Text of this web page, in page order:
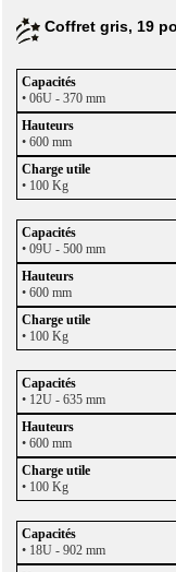
Coffret gris, 19
• 06U - 370 mm
• 600 mm
• 100 Kg
• 09U - 500 mm
• 600 mm
• 100 Kg
• 12U - 635 mm
• 600 mm
• 100 Kg
• 18U - 902 mm